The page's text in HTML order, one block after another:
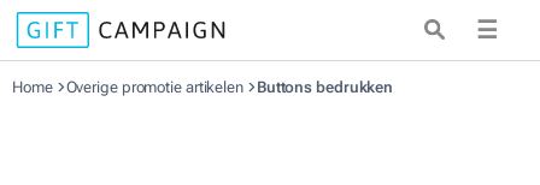
☰
Home Overige promotie artikelen Buttons bedrukken